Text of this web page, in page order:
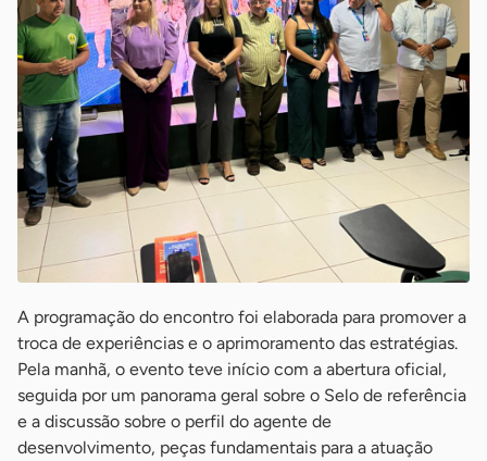
A programação do encontro foi elaborada para promover a
troca de experiências e o aprimoramento das estratégias.
Pela manhã, o evento teve início com a abertura oficial,
seguida por um panorama geral sobre o Selo de referência
e a discussão sobre o perfil do agente de
desenvolvimento, peças fundamentais para a atuação